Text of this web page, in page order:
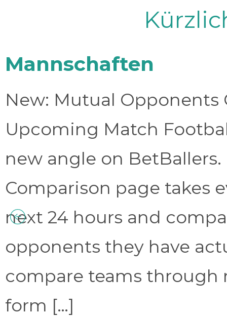
Mannschaften
New: Mutual Opponents
Upcoming Match
new angle on
Comparison page takes
next 24 hours and
opponents they have
compare teams through
form […]